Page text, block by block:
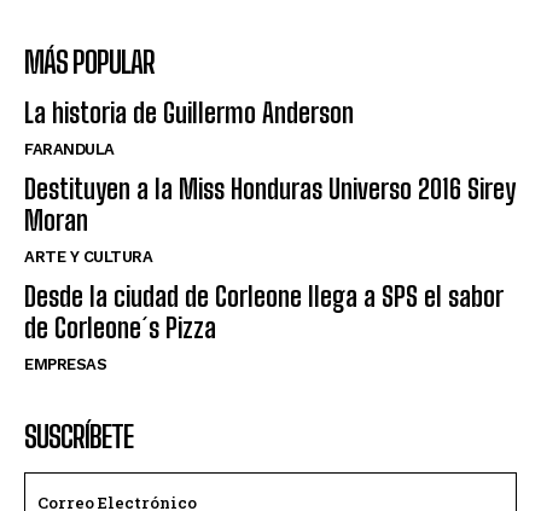
MÁS POPULAR
La historia de Guillermo Anderson
FARANDULA
Destituyen a la Miss Honduras Universo 2016 Sirey
Moran
ARTE Y CULTURA
Desde la ciudad de Corleone llega a SPS el sabor
de Corleone´s Pizza
EMPRESAS
SUSCRÍBETE